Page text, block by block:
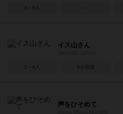
3～6人
イス山さん
1～4人 5分前後
声をひそめて